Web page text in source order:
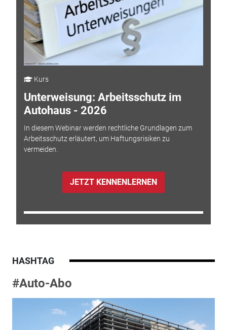
Kurs
Unterweisung: Arbeitsschutz im
Autohaus - 2026
In diesem Webinar werden rechtliche Grundlagen zum
Arbeitsschutz erläutert, um Haftungsrisiken zu
vermeiden.
JETZT KENNENLERNEN
HASHTAG
#Auto-Abo